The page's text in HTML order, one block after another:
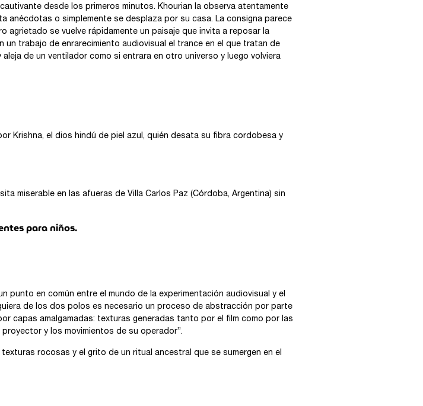
desde los primeros minutos. Khourian la observa atentamente
anécdotas o simplemente se desplaza por su casa. La consigna parece
se vuelve rápidamente un paisaje que invita a reposar la
un trabajo de enrarecimiento audiovisual el trance en el que tratan de
de un ventilador como si entrara en otro universo y luego volviera
Krishna, el dios hindú de piel azul, quién desata su fibra cordobesa y
miserable en las afueras de Villa Carlos Paz (Córdoba, Argentina) sin
para niños.
punto en común entre el mundo de la experimentación audiovisual y el
de los dos polos es necesario un proceso de abstracción por parte
capas amalgamadas: texturas generadas tanto por el film como por las
y los movimientos de su operador”.
rocosas y el grito de un ritual ancestral que se sumergen en el